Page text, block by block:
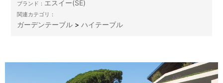
ブランド： エスイー(SE)
関連カテゴリ：
ガーデンテーブル >ハイテーブル